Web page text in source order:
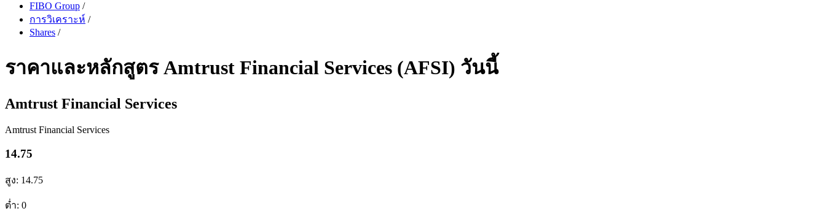
FIBO Group /
การวิเคราะห์ /
Shares /
ราคาและหลักสูตร Amtrust Financial Services (AFSI) วันนี้
Amtrust Financial Services
Amtrust Financial Services
14.75
สูง: 14.75
ต่ำ: 0